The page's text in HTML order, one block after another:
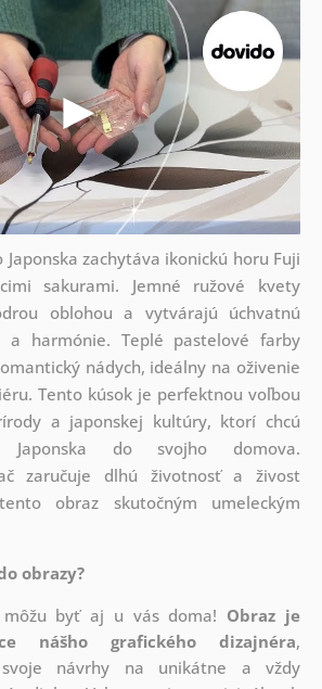
zachytáva ikonickú horu Fuji
sakurami. Jemné ružové kvety
oblohou a vytvárajú úchvatnú
a harmónie. Teplé pastelové farby
nádych, ideálny na oživenie
Tento kúsok je perfektnou voľbou
a japonskej kultúry, ktorí chcú
Japonska do svojho domova.
zaručuje dlhú životnosť a živost
obraz skutočným umeleckým
obrazy?
môžu byť aj u vás doma! Obraz je
nášho grafického dizajnéra,
návrhy na unikátne a vždy